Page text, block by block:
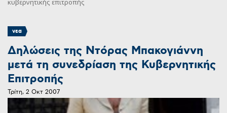
κυβερνητικής επιτροπής
νεα
Δηλώσεις της Ντόρας Μπακογιάννη
μετά τη συνεδρίαση της Κυβερνητικής
Επιτροπής
Τρίτη, 2 Οκτ 2007